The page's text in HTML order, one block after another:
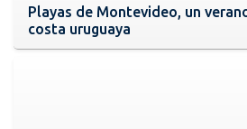
Playas de Montevideo, un
costa uruguaya